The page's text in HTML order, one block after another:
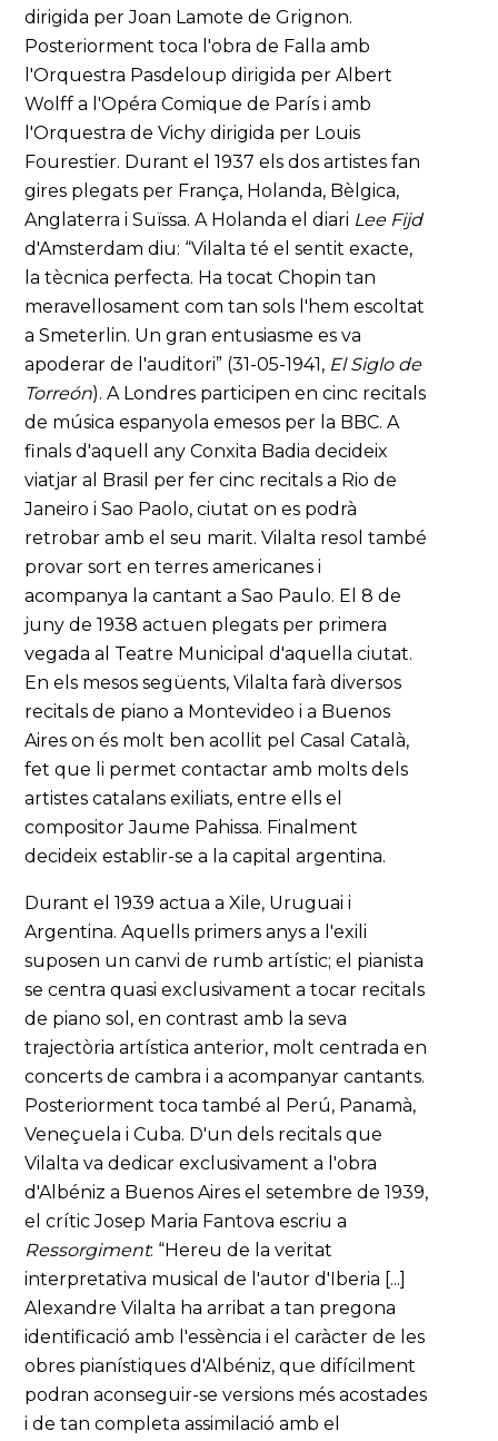
dirigida per Joan Lamote de Grignon.
Posteriorment toca l'obra de Falla amb
l'Orquestra Pasdeloup dirigida per Albert
Wolff a l'Opéra Comique de París i amb
l'Orquestra de Vichy dirigida per Louis
Fourestier. Durant el 1937 els dos artistes fan
gires plegats per França, Holanda, Bèlgica,
Anglaterra i Suïssa. A Holanda el diari Lee Fijd
d'Amsterdam diu: “Vilalta té el sentit exacte,
la tècnica perfecta. Ha tocat Chopin tan
meravellosament com tan sols l'hem escoltat
a Smeterlin. Un gran entusiasme es va
apoderar de l'auditori” (31-05-1941, El Siglo de
Torreón). A Londres participen en cinc recitals
de música espanyola emesos per la BBC. A
finals d'aquell any Conxita Badia decideix
viatjar al Brasil per fer cinc recitals a Rio de
Janeiro i Sao Paolo, ciutat on es podrà
retrobar amb el seu marit. Vilalta resol també
provar sort en terres americanes i
acompanya la cantant a Sao Paulo. El 8 de
juny de 1938 actuen plegats per primera
vegada al Teatre Municipal d'aquella ciutat.
En els mesos següents, Vilalta farà diversos
recitals de piano a Montevideo i a Buenos
Aires on és molt ben acollit pel Casal Català,
fet que li permet contactar amb molts dels
artistes catalans exiliats, entre ells el
compositor Jaume Pahissa. Finalment
decideix establir-se a la capital argentina.
Durant el 1939 actua a Xile, Uruguai i
Argentina. Aquells primers anys a l'exili
suposen un canvi de rumb artístic; el pianista
se centra quasi exclusivament a tocar recitals
de piano sol, en contrast amb la seva
trajectòria artística anterior, molt centrada en
concerts de cambra i a acompanyar cantants.
Posteriorment toca també al Perú, Panamà,
Veneçuela i Cuba. D'un dels recitals que
Vilalta va dedicar exclusivament a l'obra
d'Albéniz a Buenos Aires el setembre de 1939,
el crític Josep Maria Fantova escriu a
Ressorgiment: “Hereu de la veritat
interpretativa musical de l'autor d'Iberia [...]
Alexandre Vilalta ha arribat a tan pregona
identificació amb l'essència i el caràcter de les
obres pianístiques d'Albéniz, que difícilment
podran aconseguir-se versions més acostades
i de tan completa assimilació amb el